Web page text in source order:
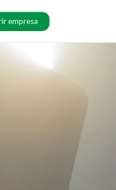
empresa